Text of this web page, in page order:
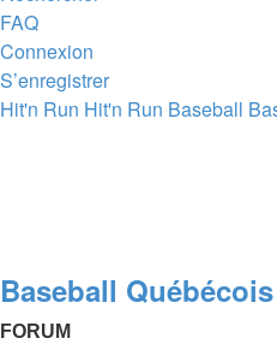
FAQ
Connexion
S’enregistrer
Hit'n Run Hit'n Run Baseball
Baseball Québécois
FORUM